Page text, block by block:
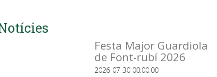
Festa Major Guardiola
de Font-rubí 2026
2026-07-30 00:00:00